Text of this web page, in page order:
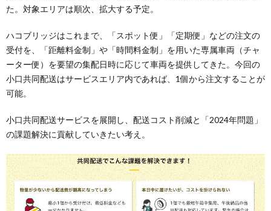
た。対象エリアは順次、拡大する予定。
ハコブリッジはこれまで、「スポット便」「定期便」などの注文の
受付を、「距離料金制」や「時間料金制」を用いた専属車両（チャ
ーター便）を要望の集配日時に応じて車両を提供してきた。今回の
小口共同配送はサービスエリア内であれば、1個から注文することが
可能。
小口共同配送サービスを展開し、配送コスト削減と「2024年問題」
の課題解決に貢献していきたい考え。